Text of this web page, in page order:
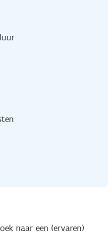
naar een (ervaren)